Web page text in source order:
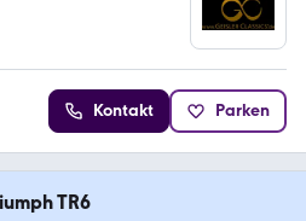
Kontakt Parken
TR6